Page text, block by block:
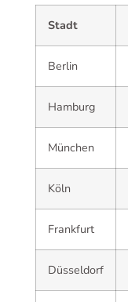
Stadt
Berlin
Hamburg
München
Köln
Frankfurt
Düsseldorf